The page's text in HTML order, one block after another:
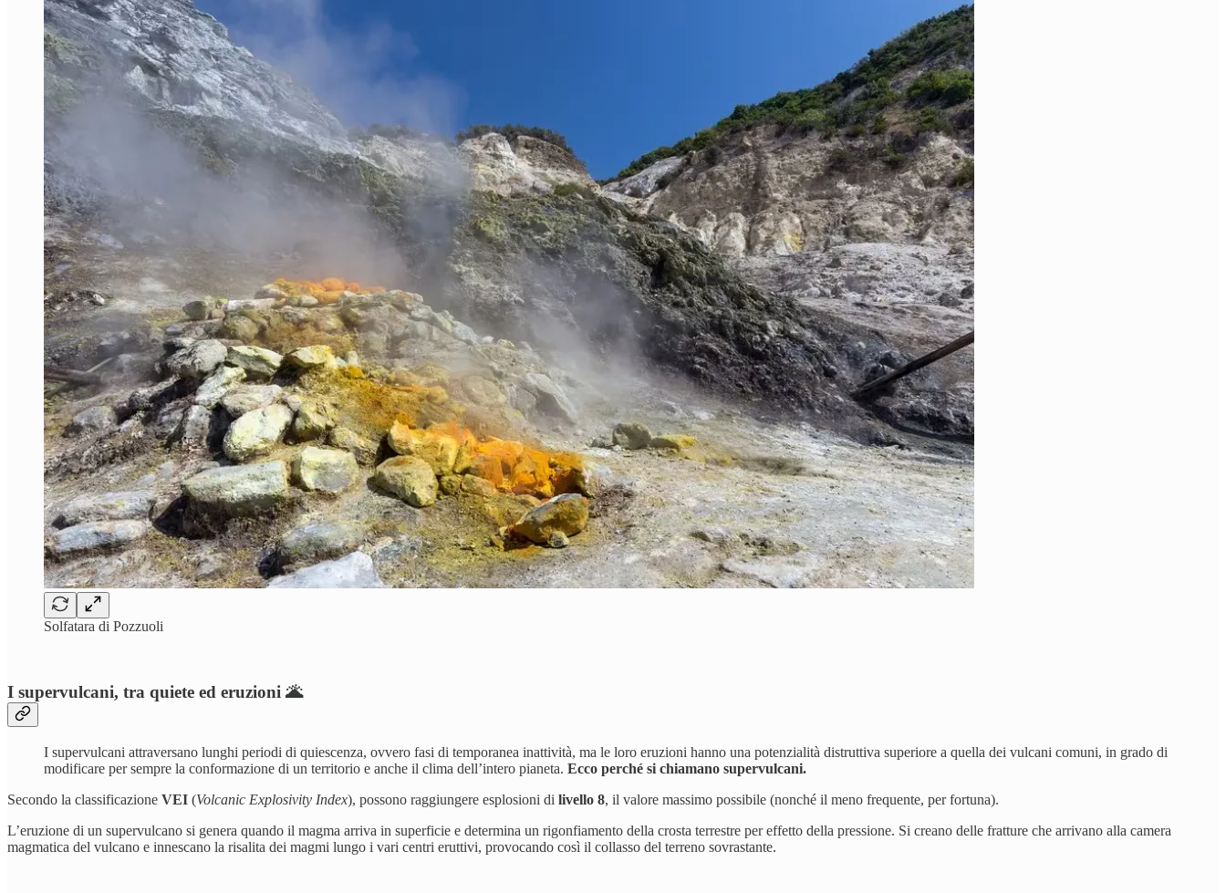
Solfatara di Pozzuoli
I supervulcani, tra quiete ed eruzioni 🌋
I supervulcani attraversano lunghi periodi di quiescenza, ovvero fasi di temporanea inattività, ma le loro eruzioni hanno una potenzialità distruttiva superiore a quella dei vulcani comuni, in grado di
modificare per sempre la conformazione di un territorio e anche il clima dell’intero pianeta. Ecco perché si chiamano supervulcani.
Secondo la classificazione VEI (Volcanic Explosivity Index), possono raggiungere esplosioni di livello 8, il valore massimo possibile (nonché il meno frequente, per fortuna).
L’eruzione di un supervulcano si genera quando il magma arriva in superficie e determina un rigonfiamento della crosta terrestre per effetto della pressione. Si creano delle fratture che arrivano alla camera
magmatica del vulcano e innescano la risalita dei magmi lungo i vari centri eruttivi, provocando così il collasso del terreno sovrastante.